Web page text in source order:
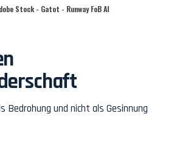
Stock - Gatot - Runway FoB AI
Bedrohung und nicht als Gesinnung